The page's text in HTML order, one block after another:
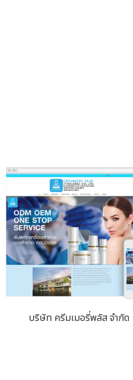
บริษัท ครีมเมอรี่พลัส จำกัด